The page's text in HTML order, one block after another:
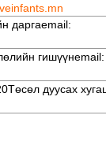
даргаemail:
гишүүнemail:
дуусах